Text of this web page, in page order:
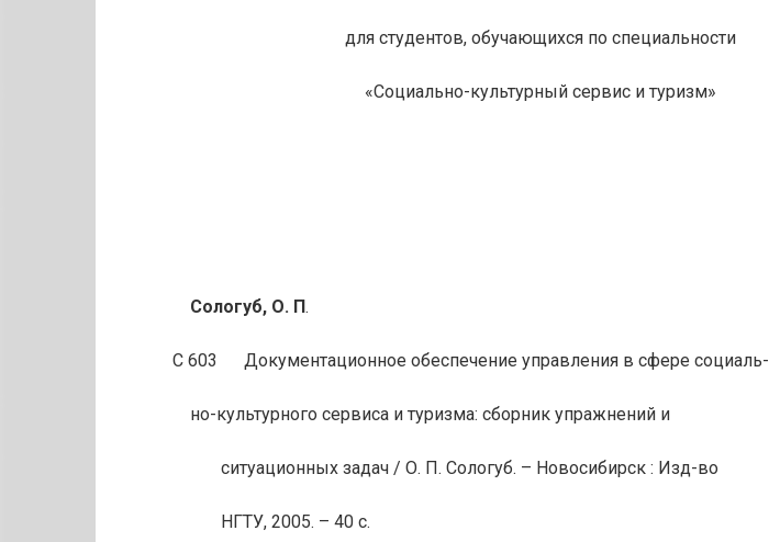
для студентов, обучающихся по специальности
«Социально-культурный сервис и туризм»
Сологуб, О. П.
С 603 Документационное обеспечение управления в сфере социаль-
но-культурного сервиса и туризма: сборник упражнений и
ситуационных задач / О. П. Сологуб. – Новосибирск : Изд-во
НГТУ, 2005. – 40 с.